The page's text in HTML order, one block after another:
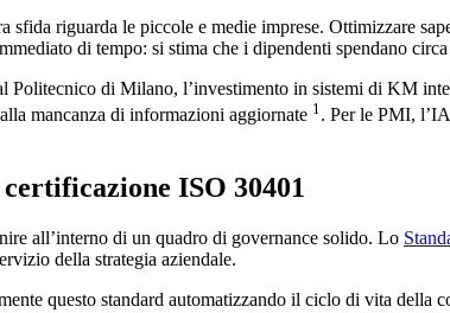
sfida riguarda le piccole e medie imprese. Ottimizzare
di tempo: si stima che i dipendenti spendano
Politecnico di Milano, l’investimento in sistemi di KM
mancanza di informazioni aggiornate 1. Per le PMI,
ISO 30401
all’interno di un quadro di governance solido. Lo
della strategia aziendale.
questo standard automatizzando il ciclo di vita della